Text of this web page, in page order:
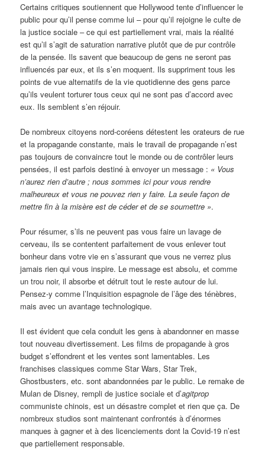
Certains critiques soutiennent que Hollywood tente d’influencer le
public pour qu’il pense comme lui – pour qu’il rejoigne le culte de
la justice sociale – ce qui est partiellement vrai, mais la réalité
est qu’il s’agit de saturation narrative plutôt que de pur contrôle
de la pensée. Ils savent que beaucoup de gens ne seront pas
influencés par eux, et ils s’en moquent. Ils suppriment tous les
points de vue alternatifs de la vie quotidienne des gens parce
qu’ils veulent torturer tous ceux qui ne sont pas d’accord avec
eux. Ils semblent s’en réjouir.
De nombreux citoyens nord-coréens détestent les orateurs de rue
et la propagande constante, mais le travail de propagande n’est
pas toujours de convaincre tout le monde ou de contrôler leurs
pensées, il est parfois destiné à envoyer un message : « Vous
n’aurez rien d’autre ; nous sommes ici pour vous rendre
malheureux et vous ne pouvez rien y faire. La seule façon de
mettre fin à la misère est de céder et de se soumettre ».
Pour résumer, s’ils ne peuvent pas vous faire un lavage de
cerveau, ils se contentent parfaitement de vous enlever tout
bonheur dans votre vie en s’assurant que vous ne verrez plus
jamais rien qui vous inspire. Le message est absolu, et comme
un trou noir, il absorbe et détruit tout le reste autour de lui.
Pensez-y comme l’Inquisition espagnole de l’âge des ténèbres,
mais avec un avantage technologique.
Il est évident que cela conduit les gens à abandonner en masse
tout nouveau divertissement. Les films de propagande à gros
budget s’effondrent et les ventes sont lamentables. Les
franchises classiques comme Star Wars, Star Trek,
Ghostbusters, etc. sont abandonnées par le public. Le remake de
Mulan de Disney, rempli de justice sociale et d’agitprop
communiste chinois, est un désastre complet et rien que ça. De
nombreux studios sont maintenant confrontés à d’énormes
manques à gagner et à des licenciements dont la Covid-19 n’est
que partiellement responsable.